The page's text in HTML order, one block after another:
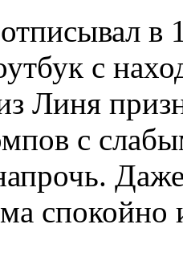
с
Линя
с
спокойно